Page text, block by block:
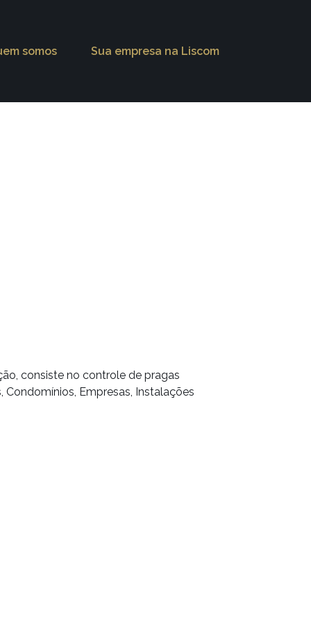
somos Sua empresa na Liscom
consiste no controle de pragas
Empresas, Instalações